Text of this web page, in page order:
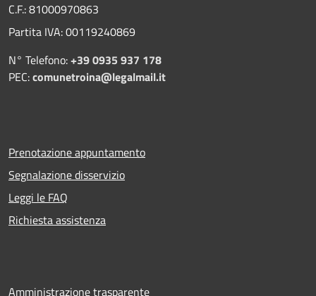
C.F.: 81000970863
Partita IVA: 00119240869
N° Telefono:+39 0935 937 178
PEC:comunetroina@legalmail.it
Prenotazione appuntamento
Segnalazione disservizio
Leggi le FAQ
Richiesta assistenza
Amministrazione trasparente